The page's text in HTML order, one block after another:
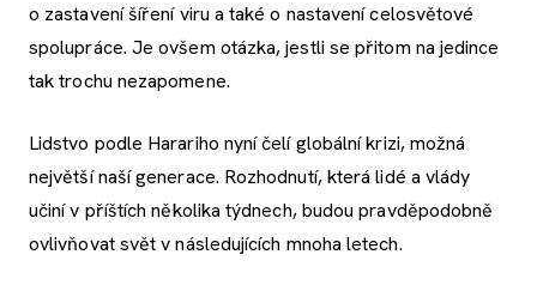
o zastavení šíření viru a také o nastavení celosvětové
spolupráce. Je ovšem otázka, jestli se přitom na jedince
tak trochu nezapomene.
Lidstvo podle Harariho nyní čelí globální krizi, možná
největší naší generace. Rozhodnutí, která lidé a vlády
učiní v příštích několika týdnech, budou pravděpodobně
ovlivňovat svět v následujících mnoha letech.